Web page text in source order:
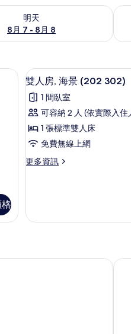
明天
8月 7 - 8月 8
7 - 8月 8) 的供應情況 查
/窗簾、免費無線上網、床單
顯
示
雙
人
房,
景
所
相
7
雙人房, 海景 (202 302)
1 間臥室
可容納 2 人 (依實際入住
1 張標準雙人床
免費無線上網
更多資訊
更
海
景
的
綠